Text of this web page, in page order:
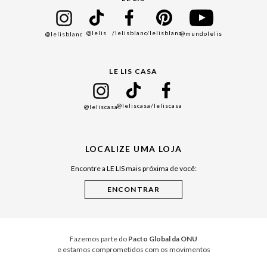
Black Friday
Cuidados Casa
@lelisblanc @lelis /lelisblanc/lelisblanc@mundolelis
LE LIS CASA
@leliscasa@leliscasa/leliscasa
LOCALIZE UMA LOJA
Encontre a LE LIS mais próxima de você:
Fazemos parte do Pacto Global da ONU
e estamos comprometidos com os movimentos